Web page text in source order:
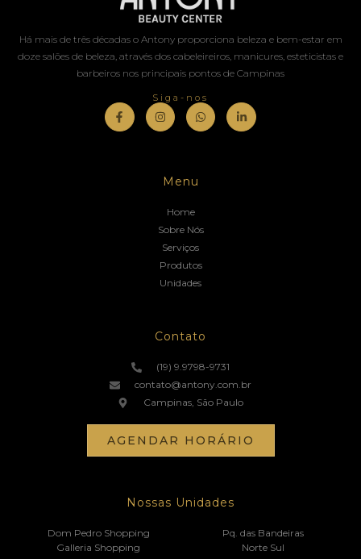
Há mais de três décadas o Antony proporciona beleza e bem-estar em
doze salões de beleza, através dos cabeleireiros, manicures, esteticistas e
barbeiros nos principais pontos de Campinas
Siga-nos
Menu
Home
Sobre Nós
Serviços
Produtos
Unidades
Contato
(19) 9.9798-9731
contato@antony.com.br
Campinas, São Paulo
AGENDAR HORÁRIO
Nossas Unidades
Dom Pedro Shopping
Galleria Shopping
Pq. das Bandeiras
Norte Sul